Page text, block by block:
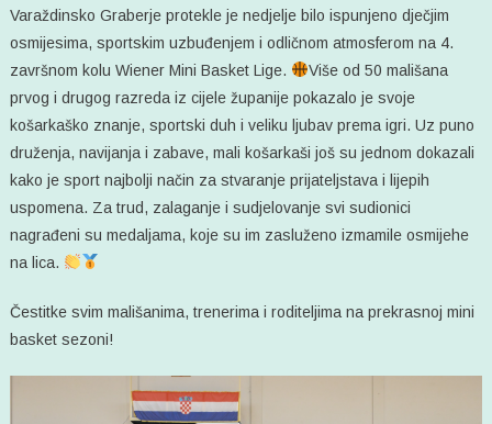
Varaždinsko Graberje protekle je nedjelje bilo ispunjeno dječjim
osmijesima, sportskim uzbuđenjem i odličnom atmosferom na 4.
završnom kolu Wiener Mini Basket Lige.
Više od 50 mališana
prvog i drugog razreda iz cijele županije pokazalo je svoje
košarkaško znanje, sportski duh i veliku ljubav prema igri. Uz puno
druženja, navijanja i zabave, mali košarkaši još su jednom dokazali
kako je sport najbolji način za stvaranje prijateljstava i lijepih
uspomena. Za trud, zalaganje i sudjelovanje svi sudionici
nagrađeni su medaljama, koje su im zasluženo izmamile osmijehe
na lica.
Čestitke svim mališanima, trenerima i roditeljima na prekrasnoj mini
basket sezoni!